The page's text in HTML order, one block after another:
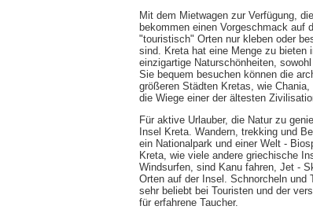
Mit dem Mietwagen zur Verfügung,
bekommen einen Vorgeschmack auf
"touristisch" Orten nur kleben oder
sind. Kreta hat eine Menge zu bieten
einzigartige Naturschönheiten,
Sie bequem besuchen können die
größeren Städten Kretas, wie
die Wiege einer der ältesten
Für aktive Urlauber, die Natur zu
Insel Kreta. Wandern, trekking und
ein Nationalpark und einer Welt -
Kreta, wie viele andere griechische
Windsurfen, sind Kanu fahren, Jet -
Orten auf der Insel. Schnorcheln und
sehr beliebt bei Touristen und der
für erfahrene Taucher.